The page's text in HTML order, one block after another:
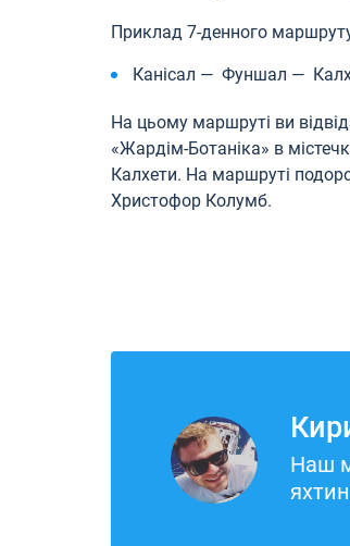
Приклад 7-денного
Канісал — Фуншал —
На цьому маршруті ви
«Жардім-Ботаніка» в
Калхети. На маршруті
Христофор Колумб.
Наш